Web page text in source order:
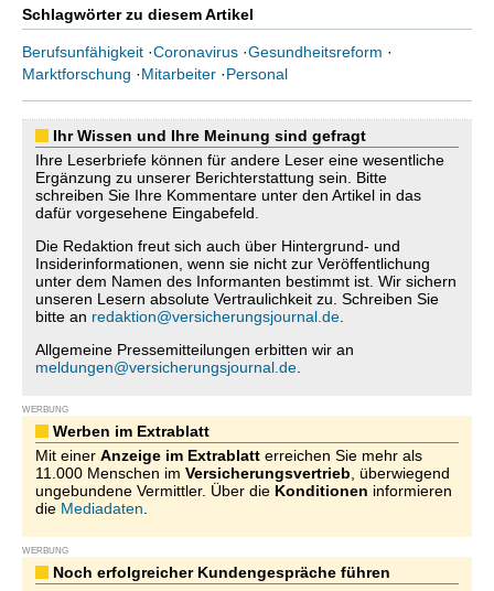
Schlagwörter zu diesem Artikel
Berufsunfähigkeit ·Coronavirus ·Gesundheitsreform ·
Marktforschung ·Mitarbeiter ·Personal
Ihr Wissen und Ihre Meinung sind gefragt
Ihre Leserbriefe können für andere Leser eine wesentliche
Ergänzung zu unserer Berichterstattung sein. Bitte
schreiben Sie Ihre Kommentare unter den Artikel in das
dafür vorgesehene Eingabefeld.
Die Redaktion freut sich auch über Hintergrund- und
Insiderinformationen, wenn sie nicht zur Veröffentlichung
unter dem Namen des Informanten bestimmt ist. Wir sichern
unseren Lesern absolute Vertraulichkeit zu. Schreiben Sie
bitte an redaktion@versicherungsjournal.de
Allgemeine Pressemitteilungen erbitten wir an
meldungen@versicherungsjournal.de
WERBUNG
Werben im Extrablatt
Mit einer Anzeige im Extrablatt erreichen Sie mehr als
11.000 Menschen im Versicherungsvertrieb , überwiegend
ungebundene Vermittler. Über die Konditionen informieren
die Mediadaten
WERBUNG
Noch erfolgreicher Kundengespräche führen